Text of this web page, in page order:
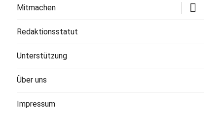
Mitmachen
öffnen
Redaktionsstatut
Unterstützung
Über uns
Impressum